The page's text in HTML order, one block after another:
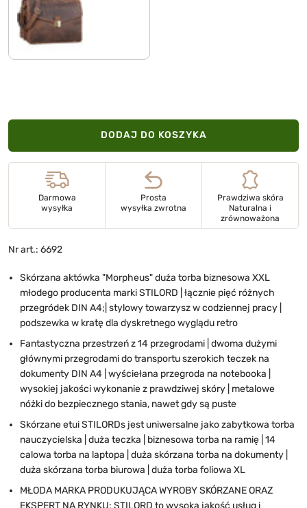
polo - brązowy
DODAJ DO KOSZYKA
Darmowa
wysyłka
Prosta
wysyłka zwrotna
Prawdziwa skóra
Naturalna i
zrównoważona
Nr art.: 6692
Skórzana aktówka "Morpheus" duża torba biznesowa XXL
młodego producenta marki STILORD | łącznie pięć różnych
przegródek DIN A4;| stylowy towarzysz w codziennej pracy |
podszewka w kratę dla dyskretnego wyglądu retro
Fantastyczna przestrzeń z 14 przegrodami | dwoma dużymi
głównymi przegrodami do transportu szerokich teczek na
dokumenty DIN A4 | wyściełana przegroda na notebooka |
wysokiej jakości wykonanie z prawdziwej skóry | metalowe
nóżki do bezpiecznego stania, nawet gdy są puste
Skórzane etui STILORDs jest uniwersalne jako zabytkowa torba
nauczycielska | duża teczka | biznesowa torba na ramię | 14
calowa torba na laptopa | duża skórzana torba na dokumenty |
duża skórzana torba biurowa | duża torba foliowa XL
MŁODA MARKA PRODUKUJĄCA WYROBY SKÓRZANE ORAZ
EKSPERT NA RYNKU: STILORD to wysoka jakość usług i